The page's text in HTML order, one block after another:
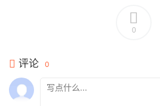
0
评论 0